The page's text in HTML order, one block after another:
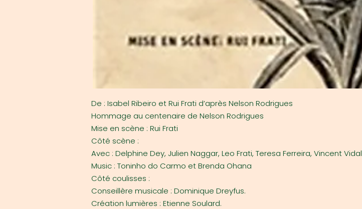
De : Isabel Ribeiro et Rui Frati d’après Nelson Rodrigues
Hommage au centenaire de Nelson Rodrigues
Mise en scène : Rui Frati
Côté scène :
Avec : Delphine Dey, Julien Naggar, Leo Frati, Teresa Ferreira, Vincent Vidal
Music : Toninho do Carmo et Brenda Ohana
Côté coulisses :
Conseillère musicale : Dominique Dreyfus.
Création lumières : Etienne Soulard.